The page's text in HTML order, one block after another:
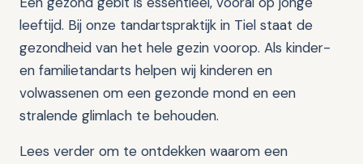
leeftijd. Bij onze tandartspraktijk in Tiel staat de
gezondheid van het hele gezin voorop. Als kinder-
en familietandarts helpen wij kinderen en
volwassenen om een gezonde mond en een
stralende glimlach te behouden.
Lees verder om te ontdekken waarom een